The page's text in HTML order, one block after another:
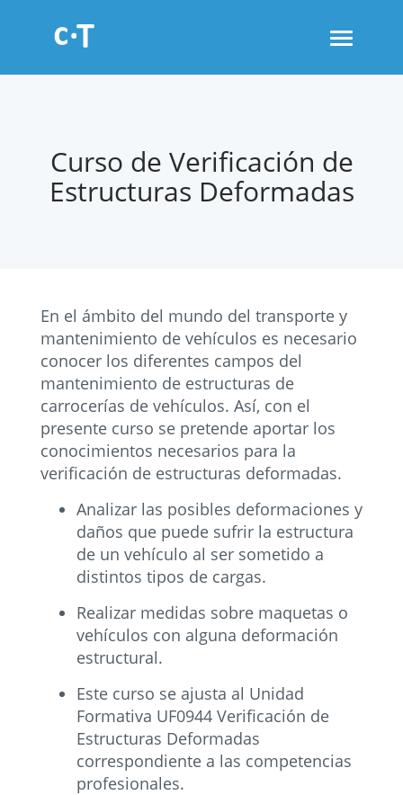
Toggle
Curso de Verificación de
Estructuras Deformadas
En el ámbito del mundo del transporte y
mantenimiento de vehículos es necesario
conocer los diferentes campos del
mantenimiento de estructuras de
carrocerías de vehículos. Así, con el
presente curso se pretende aportar los
conocimientos necesarios para la
verificación de estructuras deformadas.
Analizar las posibles deformaciones y
daños que puede sufrir la estructura
de un vehículo al ser sometido a
distintos tipos de cargas.
Realizar medidas sobre maquetas o
vehículos con alguna deformación
estructural.
Este curso se ajusta al Unidad
Formativa UF0944 Verificación de
Estructuras Deformadas
correspondiente a las competencias
profesionales.